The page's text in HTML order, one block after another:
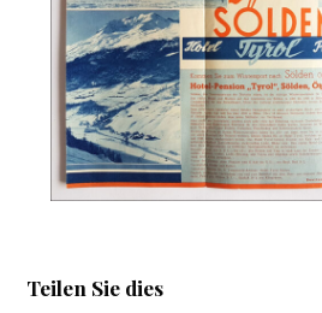
Teilen Sie dies